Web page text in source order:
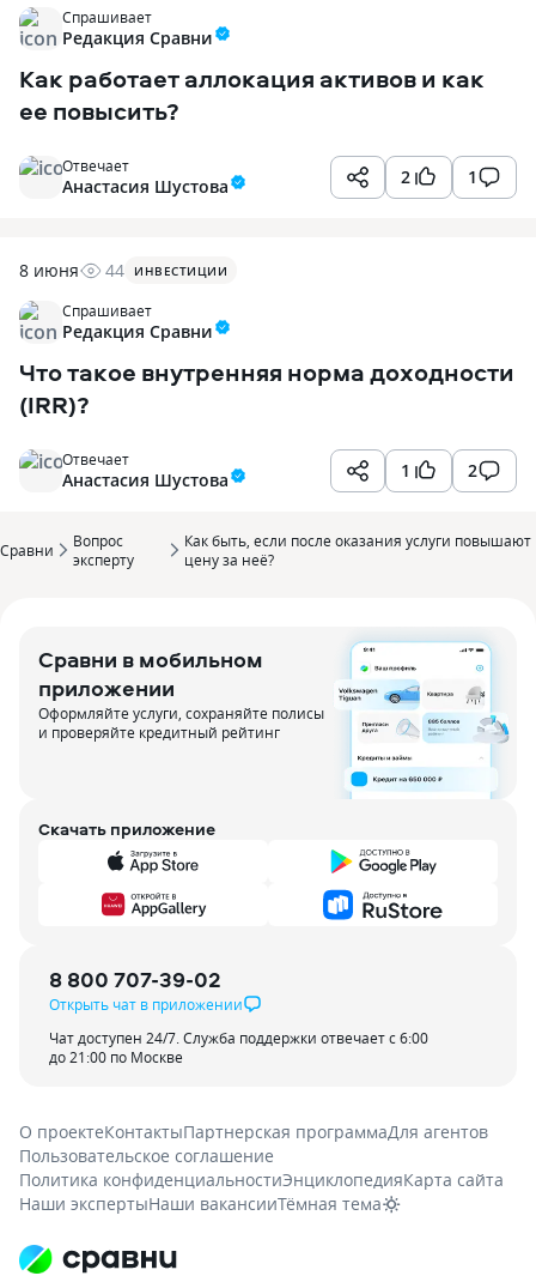
Спрашивает
Редакция Сравни
Как работает аллокация активов и как
ее повысить?
2 1
Отвечает
Анастасия Шустова
8 июня 44 ИНВЕСТИЦИИ
Спрашивает
Редакция Сравни
Что такое внутренняя норма доходности
(IRR)?
1 2
Отвечает
Анастасия Шустова
Сравни
Вопрос
эксперту
Как быть, если после оказания услуги повышают
цену за неё?
Сравни в мобильном
приложении
Оформляйте услуги, сохраняйте полисы
и проверяйте кредитный рейтинг
Скачать приложение
8 800 707-39-02
Открыть чат в приложении
Чат доступен 24/7. Служба поддержки отвечает с 6:00
до 21:00 по Москве
О проектеКонтактыПартнерская программаДля агентов
Пользовательское соглашение
Политика конфиденциальностиЭнциклопедияКарта сайта
Наши экспертыНаши вакансииТёмная тема